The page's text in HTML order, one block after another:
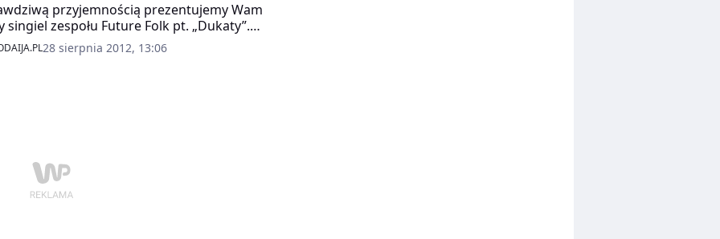
przyjemnością prezentujemy Wam
singiel zespołu Future Folk pt. „Dukaty”.
Folk to absolutna nowość na polskiej scenie
28 sierpnia 2012, 13:06